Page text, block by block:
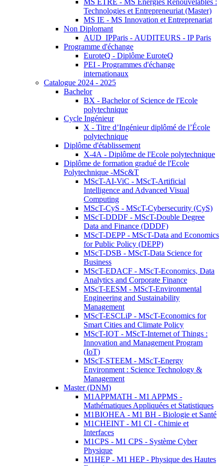
MS ETRE - MS Energies Renouvelables :
Technologies et Entrepreneuriat (Master)
MS IE - MS Innovation et Entreprenariat
Non Diplomant
AUD_IPParis - AUDITEURS - IP Paris
Programme d'échange
EuroteQ - Diplôme EuroteQ
PEI - Programmes d'échange
internationaux
Catalogue 2024 - 2025
Bachelor
BX - Bachelor of Science de l'Ecole
polytechnique
Cycle Ingénieur
X - Titre d’Ingénieur diplômé de l’École
polytechnique
Diplôme d'établissement
X-4A - Diplôme de l'Ecole polytechnique
Diplôme de formation gradué de l'Ecole
Polytechnique -MSc&T
MScT-AI-ViC - MScT-Artificial
Intelligence and Advanced Visual
Computing
MScT-CyS - MScT-Cybersecurity (CyS)
MScT-DDDF - MScT-Double Degree
Data and Finance (DDDF)
MScT-DEPP - MScT-Data and Economics
for Public Policy (DEPP)
MScT-DSB - MScT-Data Science for
Business
MScT-EDACF - MScT-Economics, Data
Analytics and Corporate Finance
MScT-EESM - MScT-Environmental
Engineering and Sustainability
Management
MScT-ESCLiP - MScT-Economics for
Smart Cities and Climate Policy
MScT-IOT - MScT-Internet of Things :
Innovation and Management Program
(IoT)
MScT-STEEM - MScT-Energy
Environment : Science Technology &
Management
Master (DNM)
M1APPMATH - M1 APPMS -
Mathématiques Appliquées et Statistiques
M1BIOHEA - M1 BH - Biologie et Santé
M1CHEINT - M1 CI - Chimie et
Interfaces
M1CPS - M1 CPS - Système Cyber
Physique
M1HEP - M1 HEP - Physique des Hautes